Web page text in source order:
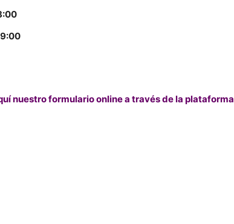
nuestro formulario online a través de la plataforma